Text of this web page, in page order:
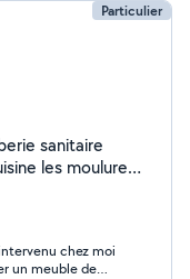
Particulier
sanitaire
les moulure
chez moi
un meuble de